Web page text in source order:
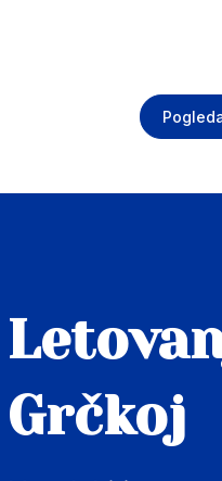
Grčkoj